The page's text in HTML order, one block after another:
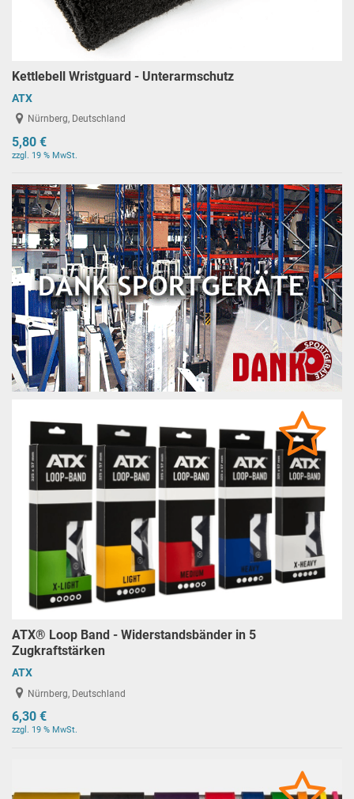
Kettlebell Wristguard - Unterarmschutz
ATX
Nürnberg, Deutschland
5,80 €
zzgl. 19 % MwSt.
ATX® Loop Band - Widerstandsbänder in 5
Zugkraftstärken
ATX
Nürnberg, Deutschland
6,30 €
zzgl. 19 % MwSt.